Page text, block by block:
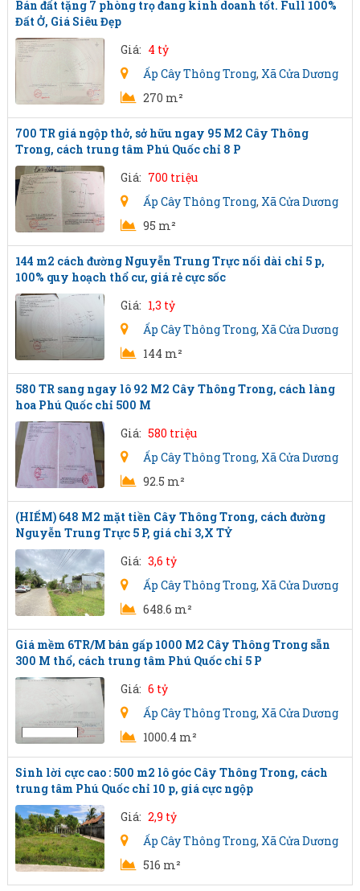
Bán đất tặng 7 phòng trọ đang kinh doanh tốt. Full 100%
Đất Ở, Giá Siêu Đẹp
Giá: 4 tỷ
Ấp Cây Thông Trong, Xã Cửa Dương
270 m²
700 TR giá ngộp thở, sở hữu ngay 95 M2 Cây Thông
Trong, cách trung tâm Phú Quốc chỉ 8 P
Giá: 700 triệu
Ấp Cây Thông Trong, Xã Cửa Dương
95 m²
144 m2 cách đường Nguyễn Trung Trực nối dài chỉ 5 p,
100% quy hoạch thổ cư, giá rẻ cực sốc
Giá: 1,3 tỷ
Ấp Cây Thông Trong, Xã Cửa Dương
144 m²
580 TR sang ngay lô 92 M2 Cây Thông Trong, cách làng
hoa Phú Quốc chỉ 500 M
Giá: 580 triệu
Ấp Cây Thông Trong, Xã Cửa Dương
92.5 m²
(HIẾM) 648 M2 mặt tiền Cây Thông Trong, cách đường
Nguyễn Trung Trực 5 P, giá chỉ 3,X TỶ
Giá: 3,6 tỷ
Ấp Cây Thông Trong, Xã Cửa Dương
648.6 m²
Giá mềm 6TR/M bán gấp 1000 M2 Cây Thông Trong sẵn
300 M thổ, cách trung tâm Phú Quốc chỉ 5 P
Giá: 6 tỷ
Ấp Cây Thông Trong, Xã Cửa Dương
1000.4 m²
Sinh lời cực cao : 500 m2 lô góc Cây Thông Trong, cách
trung tâm Phú Quốc chỉ 10 p, giá cực ngộp
Giá: 2,9 tỷ
Ấp Cây Thông Trong, Xã Cửa Dương
516 m²